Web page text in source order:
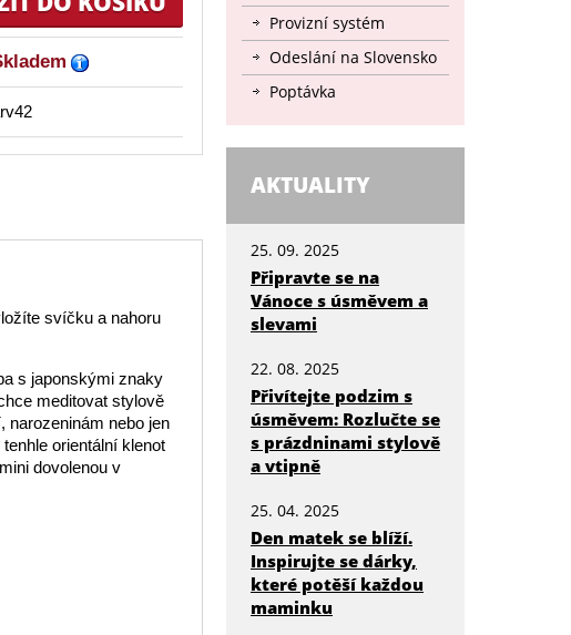
svíčku a nahoru
s japonskými znaky
meditovat stylově
narozeninám nebo jen
orientální klenot
dovolenou v
Provizní systém
Odeslání na Slovensko
Poptávka
AKTUALITY
25. 09. 2025
Připravte se na
Vánoce s úsměvem a
slevami
22. 08. 2025
Přivítejte podzim s
úsměvem: Rozlučte se
s prázdninami stylově
a vtipně
25. 04. 2025
Den matek se blíží.
Inspirujte se dárky,
které potěší každou
maminku